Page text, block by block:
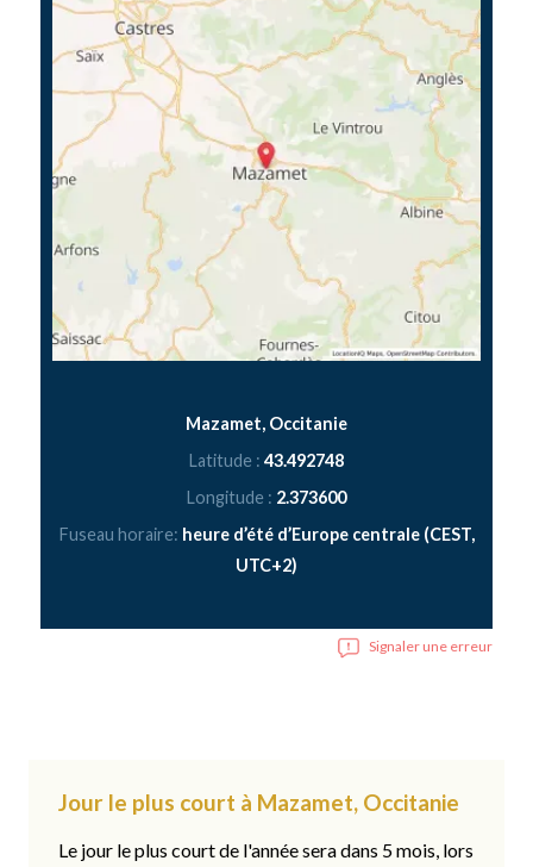
Mazamet, Occitanie
Latitude : 43.492748
Longitude : 2.373600
Fuseau horaire: heure d’été d’Europe centrale (CEST,
UTC+2)
Signaler une erreur
Jour le plus court à Mazamet, Occitanie
Le jour le plus court de l'année sera dans 5 mois, lors